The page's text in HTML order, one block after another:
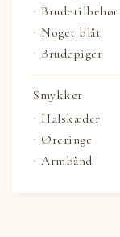
Brudetilbehør
Noget blåt
Brudepiger
Smykker
Halskæder
Øreringe
Armbånd